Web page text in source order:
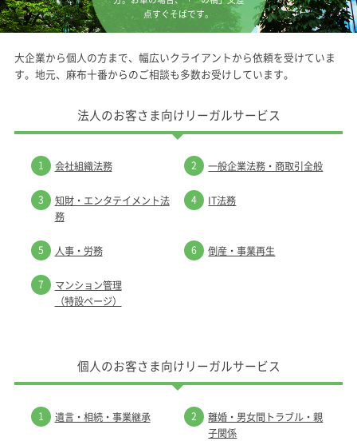
点すぐそばです。
大企業から個人の方まで、幅広いクライアントから依頼を受けていま
す。 地元、麻布十番からのご相談も多数お受けしています。
法人のお客さま向けリーガルサービス
1 会社組織法務 2 一般企業法務・商取引全般
3
知財・エンタテイメント法
務
4 IT法務
5 人事・労務 6 倒産・事業再生
7
マンション管理
（特設ページ）
個人のお客さま向けリーガルサービス
1 遺言・相続・事業継承 2
離婚・男女間トラブル・親
子関係